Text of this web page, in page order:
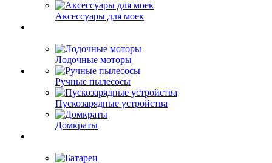
Аксессуары для моек
Лодочные моторы
Ручные пылесосы
Пускозарядные устройства
Домкраты